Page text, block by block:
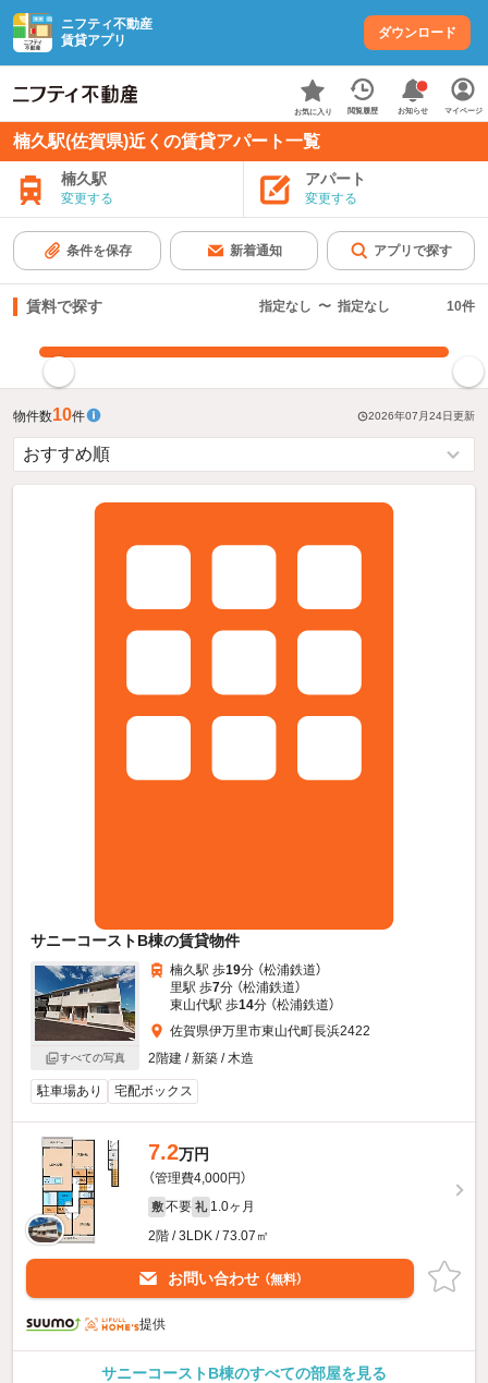
ニフティ不動産
賃貸アプリ
ダウンロード
お気に入り 閲覧履歴 お知らせ マイページ
楠久駅(佐賀県)近くの賃貸アパート一覧
楠久駅
変更する
アパート
変更する
条件を保存 新着通知 アプリで探す
賃料で探す 指定なし 〜 指定なし 10件
物件数10件 2026年07月24日更新
サニーコーストB棟の賃貸物件
すべての写真
楠久駅 歩19分 （松浦鉄道）
里駅 歩7分 （松浦鉄道）
東山代駅 歩14分 （松浦鉄道）
佐賀県伊万里市東山代町長浜2422
2階建 / 新築 / 木造
駐車場あり 宅配ボックス
7.2万円
（管理費4,000円）
敷 不要 礼 1.0ヶ月
2階 / 3LDK / 73.07㎡
お問い合わせ （無料）
提供
サニーコーストB棟のすべての部屋を見る